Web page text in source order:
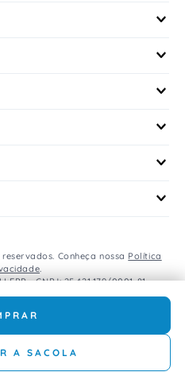
A SACOLA
Conheça nossa Política
.
EPP - CNPJ: 25.421.179/0001-81 -
000, Foz do Iguaçu, PR, Brasil.
de compras.